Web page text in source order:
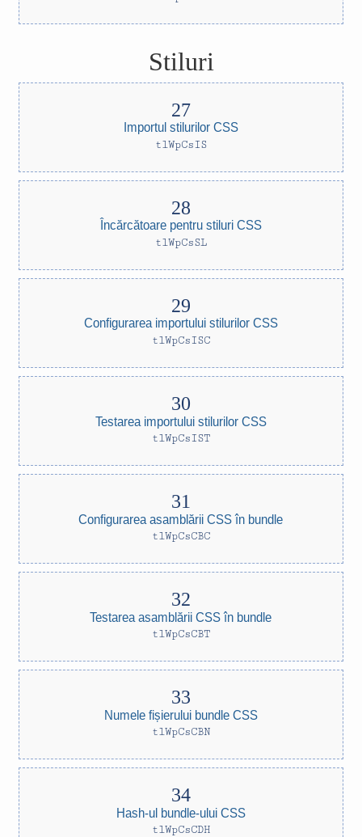
Stiluri
Importul stilurilor CSS
tlWpCsIS
Încărcătoare pentru stiluri CSS
tlWpCsSL
Configurarea importului stilurilor CSS
tlWpCsISC
Testarea importului stilurilor CSS
tlWpCsIST
Configurarea asamblării CSS în bundle
tlWpCsCBC
Testarea asamblării CSS în bundle
tlWpCsCBT
Numele fișierului bundle CSS
tlWpCsCBN
Hash-ul bundle-ului CSS
tlWpCsCDH